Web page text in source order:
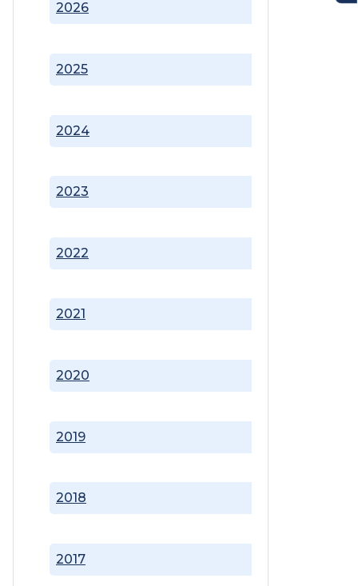
2017
2018
2019
2020
2021
2022
2023
2024
2025
2026